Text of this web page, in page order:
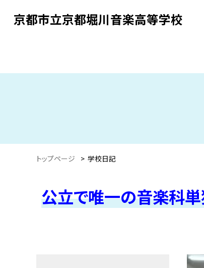
京都市立京都堀川音楽高等学校
トップページ > 学校日記
公立で唯一の音楽科単